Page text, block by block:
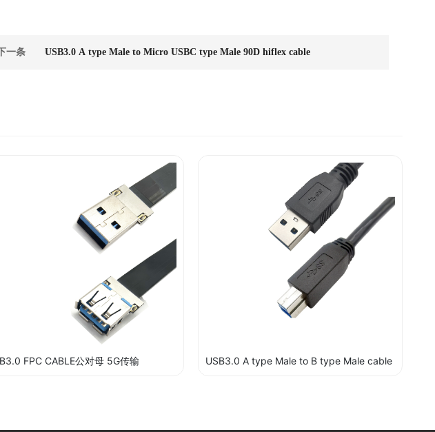
一条 USB3.0 A type Male to Micro USBC type Male 90D hiflex cable
FPC CABLE公对母 5G传输 USB3.0 A type Male to B type Male cable